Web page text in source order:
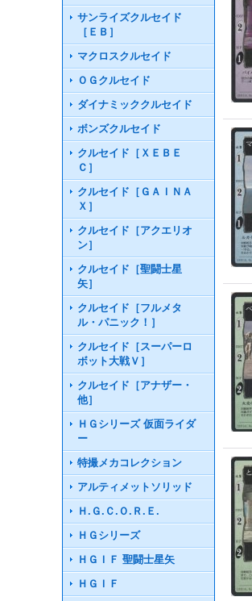
サンライズクルセイド
［ＥＢ］
マクロスクルセイド
ＯＧクルセイド
ダイナミッククルセイド
ボンズクルセイド
クルセイド［ＸＥＢＥ
Ｃ］
クルセイド［ＧＡＩＮＡ
Ｘ］
クルセイド［アクエリオ
ン］
クルセイド［聖闘士星
矢］
クルセイド［フルメタ
ル・パニック！］
クルセイド［スーパーロ
ボット大戦Ｖ］
クルセイド［アナザー・
他］
ＨＧシリーズ 仮面ライダ
ー
特撮メカコレクション
アルティメットソリッド
Ｈ.Ｇ.Ｃ.Ｏ.Ｒ.Ｅ.
ＨＧシリーズ
ＨＧＩＦ 聖闘士星矢
ＨＧＩＦ